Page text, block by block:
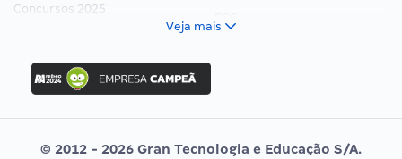
Concursos 2025
Concurso Ibama
Concurso MPU
Editais publicados
Vunesp
Veja mais
© 2012 - 2026 Gran Tecnologia e Educação S/A.